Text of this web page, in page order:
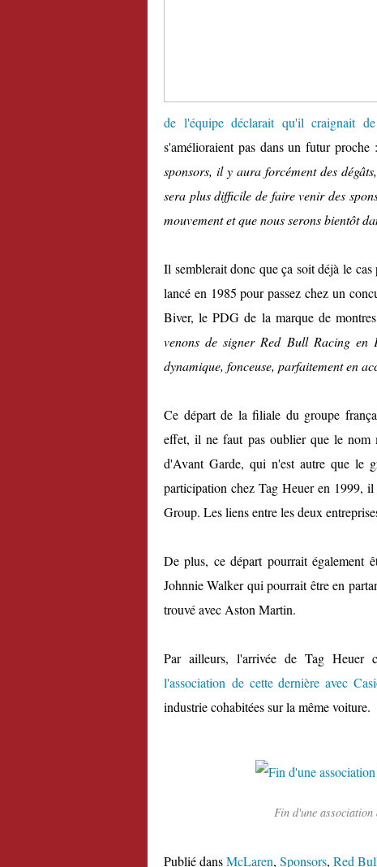
de l'équipe déclarait qu'il craignait
s'amélioraient pas dans un futur proche
sponsors, il y aura forcément des
sera plus difficile de faire venir des
mouvement et que nous serons bientôt
Il semblerait donc que ça soit déjà le
lancé en 1985 pour passez chez un
Biver, le PDG de la marque de
venons de signer Red Bull Racing en
dynamique, fonceuse, parfaitement en
Ce départ de la filiale du groupe
effet, il ne faut pas oublier que le nom
d'Avant Garde, qui n'est autre que le
participation chez Tag Heuer en 1999,
Group. Les liens entre les deux
De plus, ce départ pourrait également
Johnnie Walker qui pourrait être en
trouvé avec Aston Martin.
Par ailleurs, l'arrivée de Tag
l'association de cette dernière avec
industrie cohabitées sur la même voiture.
Fin d'une
Publié dansMcLaren, Sponsors, Red